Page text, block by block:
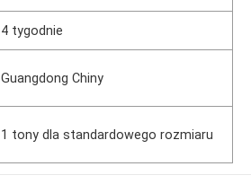
4 tygodnie
Guangdong Chiny
1 tony dla standardowego rozmiaru